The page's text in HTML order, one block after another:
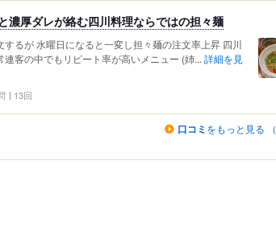
濃厚ダレが絡む四川料理ならではの担々麺
るが 水曜日になると一変し担々麺の注文率上昇 四川
客の中でもリピート率が高いメニュー (姉... 詳細を見
13回
口コミ をもっと見る （